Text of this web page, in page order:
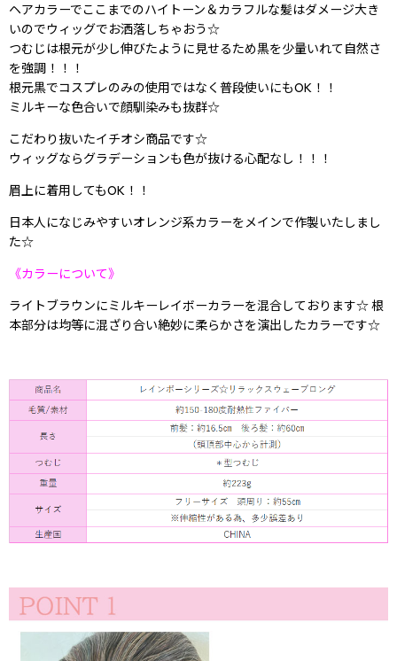
ヘアカラーでここまでのハイトーン＆カラフルな髪はダメージ大き
いのでウィッグでお洒落しちゃおう☆
つむじは根元が少し伸びたように見せるため黒を少量いれて自然さ
を強調！！！
根元黒でコスプレのみの使用ではなく普段使いにもOK！！
ミルキーな色合いで顔馴染みも抜群☆
こだわり抜いたイチオシ商品です☆
ウィッグならグラデーションも色が抜ける心配なし！！！
眉上に着用してもOK！！
日本人になじみやすいオレンジ系カラーをメインで作製いたしまし
た☆
《カラーについて》
ライトブラウンにミルキーレイボーカラーを混合しております☆ 根
本部分は均等に混ざり合い絶妙に柔らかさを演出したカラーです☆